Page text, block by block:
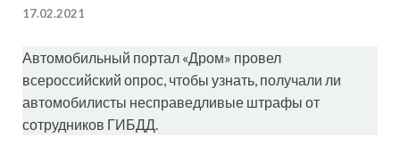
17.02.2021
Автомобильный портал «Дром» провел
всероссийский опрос, чтобы узнать, получали ли
автомобилисты несправедливые штрафы от
сотрудников ГИБДД.